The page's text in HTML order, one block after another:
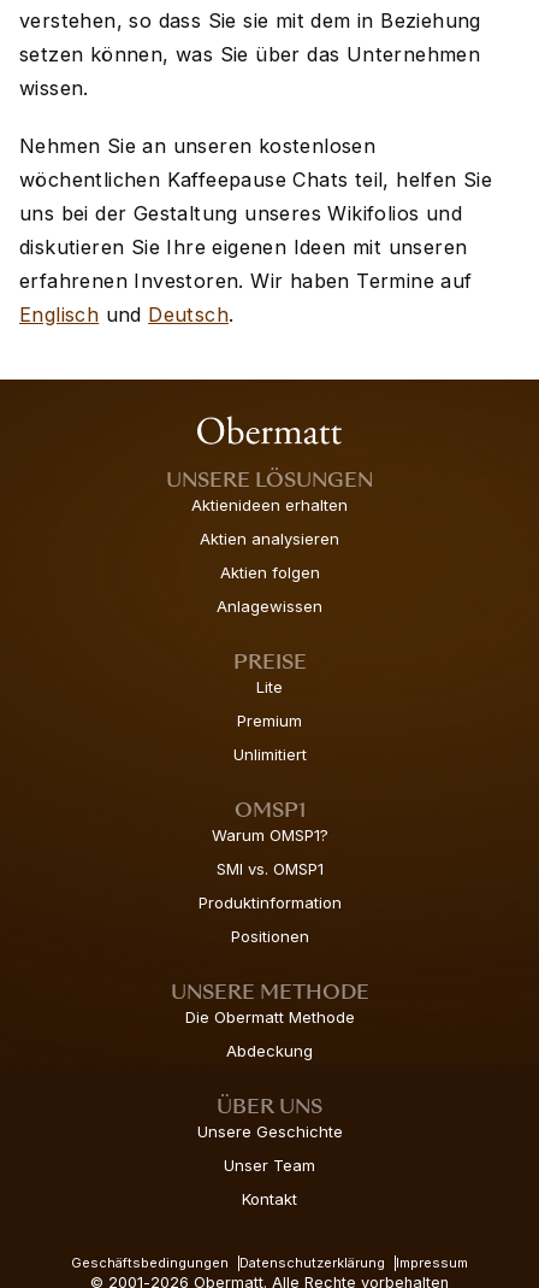
verstehen, so dass Sie sie mit dem in Beziehung
setzen können, was Sie über das Unternehmen
wissen.
Nehmen Sie an unseren kostenlosen
wöchentlichen Kaffeepause Chats teil, helfen Sie
uns bei der Gestaltung unseres Wikifolios und
diskutieren Sie Ihre eigenen Ideen mit unseren
erfahrenen Investoren. Wir haben Termine auf
Englisch und Deutsch.
UNSERE LÖSUNGEN
Aktienideen erhalten
Aktien analysieren
Aktien folgen
Anlagewissen
PREISE
Lite
Premium
Unlimitiert
OMSP1
Warum OMSP1?
SMI vs. OMSP1
Produktinformation
Positionen
UNSERE METHODE
Die Obermatt Methode
Abdeckung
ÜBER UNS
Unsere Geschichte
Unser Team
Kontakt
Geschäftsbedingungen Datenschutzerklärung Impressum
© 2001-2026 Obermatt. Alle Rechte vorbehalten